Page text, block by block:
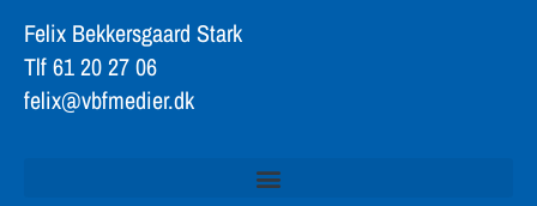
Felix Bekkersgaard Stark
Tlf 61 20 27 06
felix@vbfmedier.dk